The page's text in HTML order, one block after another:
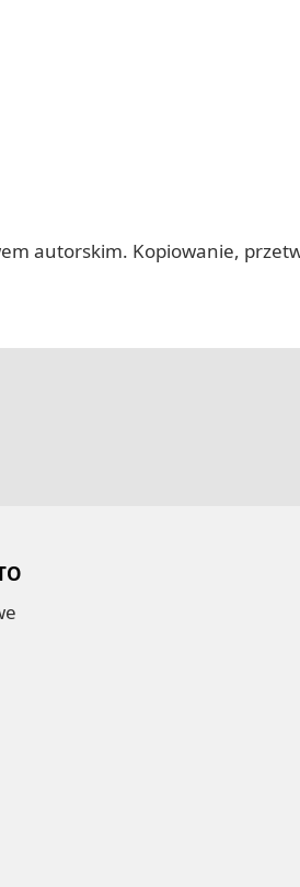
autorskim. Kopiowanie,